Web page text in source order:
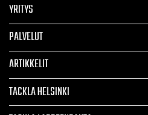
YRITYS
PALVELUT
ARTIKKELIT
TACKLA HELSINKI